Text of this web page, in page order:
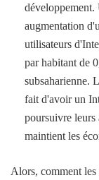
développement.
augmentation
utilisateurs
par habitant de
subsaharienne.
fait d'avoir un
poursuivre leurs
maintient les
Alors, comment